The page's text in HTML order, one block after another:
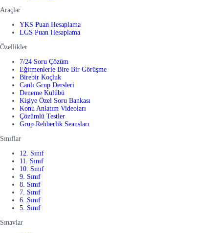
Araçlar
YKS Puan Hesaplama
LGS Puan Hesaplama
Özellikler
7/24 Soru Çözüm
Eğitmenlerle Bire Bir Görüşme
Birebir Koçluk
Canlı Grup Dersleri
Deneme Kulübü
Kişiye Özel Soru Bankası
Konu Anlatım Videoları
Çözümlü Testler
Grup Rehberlik Seansları
Sınıflar
12. Sınıf
11. Sınıf
10. Sınıf
9. Sınıf
8. Sınıf
7. Sınıf
6. Sınıf
5. Sınıf
Sınavlar